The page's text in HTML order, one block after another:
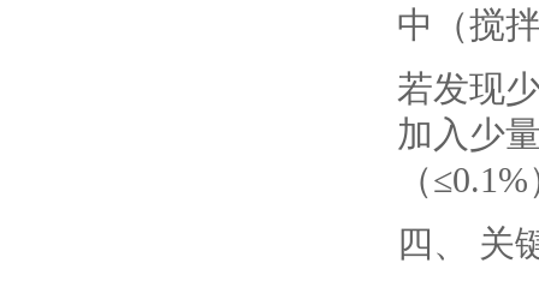
中（搅
若发现
加入少
（
四、 关